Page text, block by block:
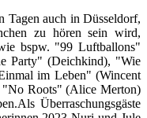
Tagen auch in Düsseldorf,
zu hören sein wird,
bspw. "99 Luftballons"
Party" (Deichkind), "Wie
im Leben" (Wincent
Roots" (Alice Merton)
Überraschungsgäste